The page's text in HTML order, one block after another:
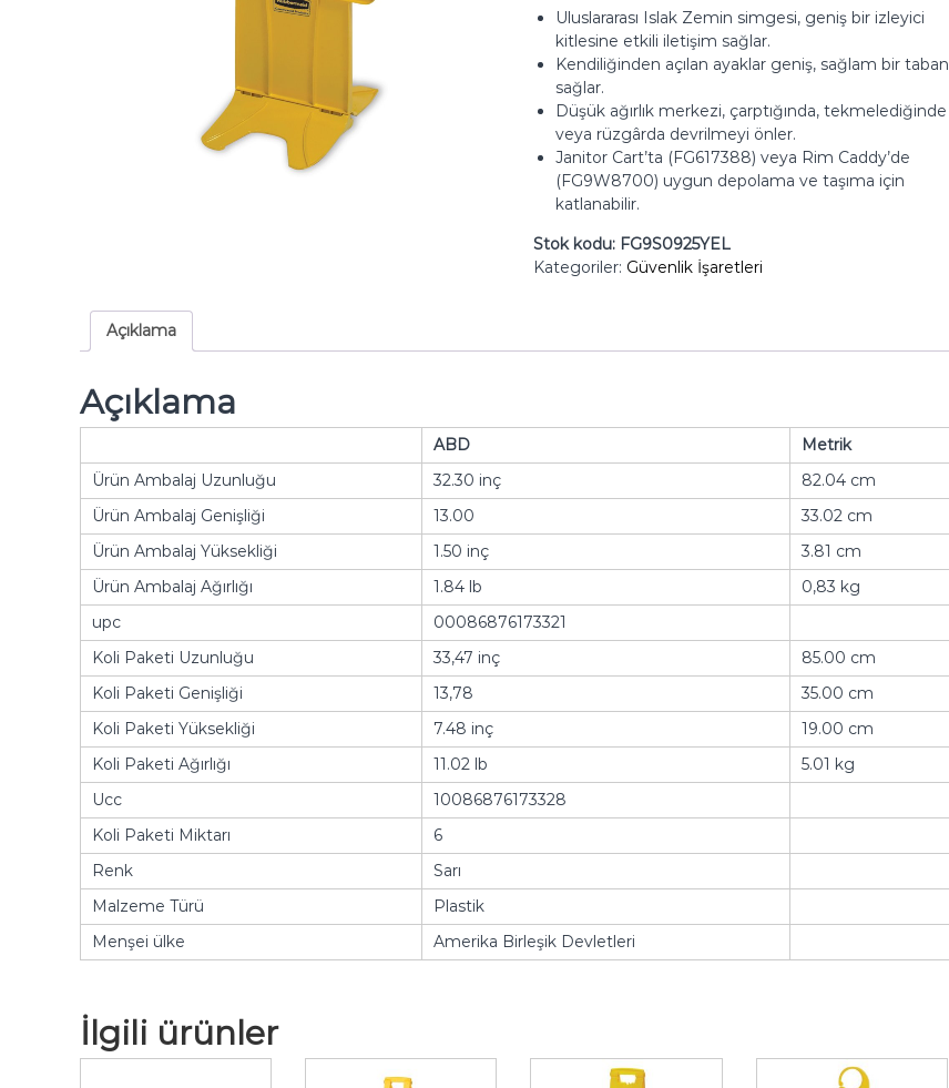
Uluslararası Islak Zemin simgesi, geniş bir izleyici
kitlesine etkili iletişim sağlar.
Kendiliğinden açılan ayaklar geniş, sağlam bir taban
sağlar.
Düşük ağırlık merkezi, çarptığında, tekmelediğinde
veya rüzgârda devrilmeyi önler.
Janitor Cart’ta (FG617388) veya Rim Caddy’de
(FG9W8700) uygun depolama ve taşıma için
katlanabilir.
Stok kodu: FG9S0925YEL
Kategoriler: Güvenlik İşaretleri
Açıklama
Açıklama
ABD
Metrik
Ürün Ambalaj Uzunluğu
32.30 inç
82.04 cm
Ürün Ambalaj Genişliği
13.00
33.02 cm
Ürün Ambalaj Yüksekliği
1.50 inç
3.81 cm
Ürün Ambalaj Ağırlığı
1.84 lb
0,83 kg
upc
00086876173321
Koli Paketi Uzunluğu
33,47 inç
85.00 cm
Koli Paketi Genişliği
13,78
35.00 cm
Koli Paketi Yüksekliği
7.48 inç
19.00 cm
Koli Paketi Ağırlığı
11.02 lb
5.01 kg
Ucc
10086876173328
Koli Paketi Miktarı
6
Renk
Sarı
Malzeme Türü
Plastik
Menşei ülke
Amerika Birleşik Devletleri
İlgili ürünler